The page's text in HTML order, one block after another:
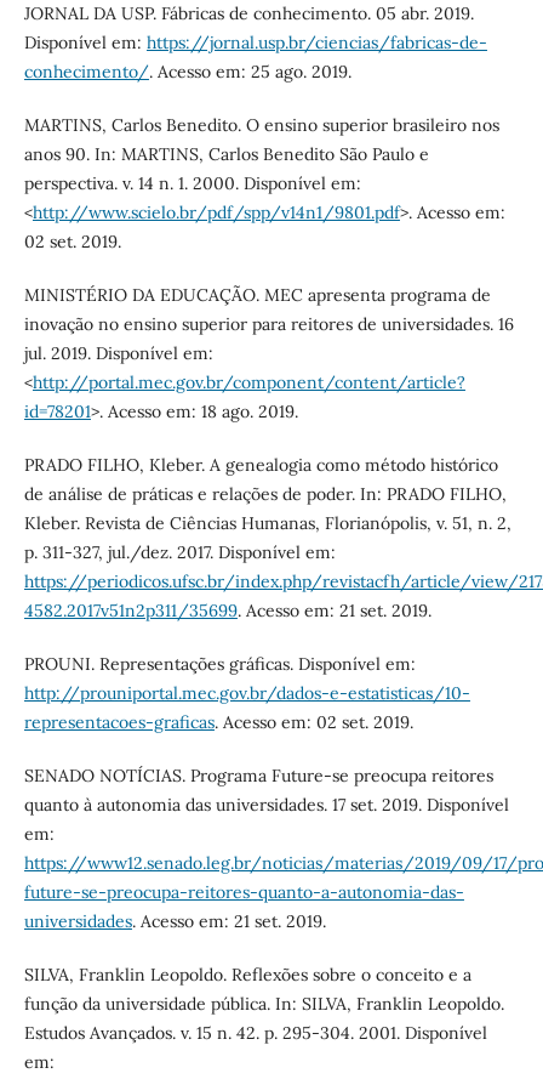
JORNAL DA USP. Fábricas de conhecimento. 05 abr. 2019.
Disponível em: https://jornal.usp.br/ciencias/fabricas-de-
conhecimento/. Acesso em: 25 ago. 2019.
MARTINS, Carlos Benedito. O ensino superior brasileiro nos
anos 90. In: MARTINS, Carlos Benedito São Paulo e
perspectiva. v. 14 n. 1. 2000. Disponível em:
<http://www.scielo.br/pdf/spp/v14n1/9801.pdf>. Acesso em:
02 set. 2019.
MINISTÉRIO DA EDUCAÇÃO. MEC apresenta programa de
inovação no ensino superior para reitores de universidades. 16
jul. 2019. Disponível em:
<http://portal.mec.gov.br/component/content/article?
id=78201>. Acesso em: 18 ago. 2019.
PRADO FILHO, Kleber. A genealogia como método histórico
de análise de práticas e relações de poder. In: PRADO FILHO,
Kleber. Revista de Ciências Humanas, Florianópolis, v. 51, n. 2,
p. 311-327, jul./dez. 2017. Disponível em:
https://periodicos.ufsc.br/index.php/revistacfh/article/view/
4582.2017v51n2p311/35699. Acesso em: 21 set. 2019.
PROUNI. Representações gráficas. Disponível em:
http://prouniportal.mec.gov.br/dados-e-estatisticas/10-
representacoes-graficas. Acesso em: 02 set. 2019.
SENADO NOTÍCIAS. Programa Future-se preocupa reitores
quanto à autonomia das universidades. 17 set. 2019. Disponível
em:
https://www12.senado.leg.br/noticias/materias/2019/09/17/
future-se-preocupa-reitores-quanto-a-autonomia-das-
universidades. Acesso em: 21 set. 2019.
SILVA, Franklin Leopoldo. Reflexões sobre o conceito e a
função da universidade pública. In: SILVA, Franklin Leopoldo.
Estudos Avançados. v. 15 n. 42. p. 295-304. 2001. Disponível
em: